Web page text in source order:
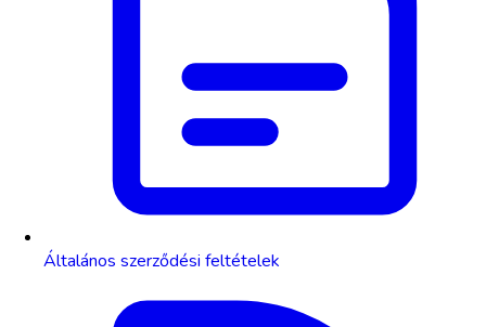
Általános szerződési feltételek